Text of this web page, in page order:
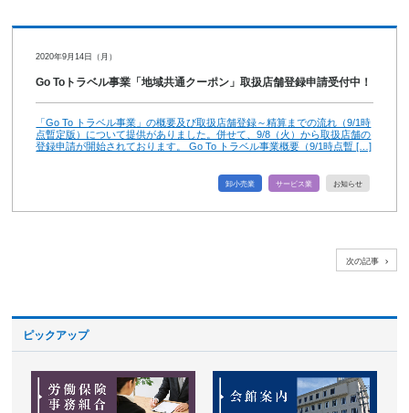
2020年9月14日（月）
Go Toトラベル事業「地域共通クーポン」取扱店舗登録申請受付中！
「Go To トラベル事業」の概要及び取扱店舗登録～精算までの流れ（9/1時
点暫定版）について提供がありました。併せて、9/8（火）から取扱店舗の
登録申請が開始されております。 Go To トラベル事業概要（9/1時点暫 […]
卸小売業 サービス業 お知らせ
次の記事
ピックアップ